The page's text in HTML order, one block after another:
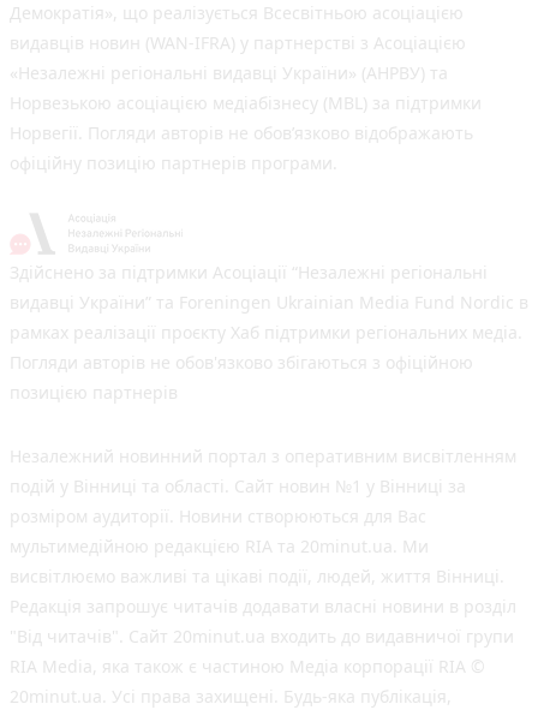
Демократія», що реалізується Всесвітньою асоціацією
видавців новин (WAN-IFRA) у партнерстві з Асоціацією
«Незалежні регіональні видавці України» (АНРВУ) та
Норвезькою асоціацією медіабізнесу (MBL) за підтримки
Норвегії. Погляди авторів не обов’язково відображають
офіційну позицію партнерів програми.
Здійснено за підтримки Асоціації “Незалежні регіональні
видавці України” та Foreningen Ukrainian Media Fund Nordic в
рамках реалізації проєкту Хаб підтримки регіональних медіа.
Погляди авторів не обов'язково збігаються з офіційною
позицією партнерів
Незалежний новинний портал з оперативним висвітленням
подій у Вінниці та області. Сайт новин №1 у Вінниці за
розміром аудиторії. Новини створюються для Вас
мультимедійною редакцією RIA та 20minut.ua. Ми
висвітлюємо важливі та цікаві події, людей, життя Вінниці.
Редакція запрошує читачів додавати власні новини в розділ
"Від читачів". Сайт 20minut.ua входить до видавничої групи
RIA Media, яка також є частиною Медіа корпорації RIA ©
20minut.ua. Усі права захищені. Будь-яка публiкацiя,